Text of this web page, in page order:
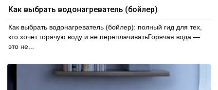
Как выбрать водонагреватель (бойлер)
Как выбрать водонагреватель (бойлер): полный гид для тех,
кто хочет горячую воду и не переплачиватьГорячая вода —
это не...